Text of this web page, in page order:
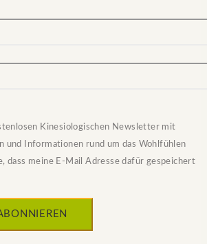
Kinesiologischen Newsletter mit
und Informationen rund um das Wohlfühlen
dass meine E-Mail Adresse dafür gespeichert